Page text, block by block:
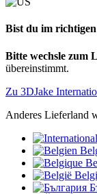
Bist du im richtigen
Bitte wechsle zum
übereinstimmt.
Zu 3DJake
Anderes Lieferland